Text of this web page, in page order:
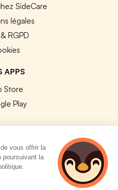
SideCare
légales
RGPD
APPS
Store
Play
droits réservés.
vous offrir la
poursuivant la
2 personnes
consultent